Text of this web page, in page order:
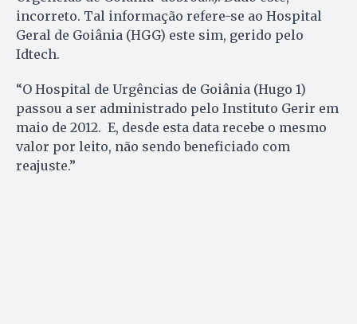
incorreto. Tal informação refere-se ao Hospital
Geral de Goiânia (HGG) este sim, gerido pelo
Idtech.
“O Hospital de Urgências de Goiânia (Hugo 1)
passou a ser administrado pelo Instituto Gerir em
maio de 2012. E, desde esta data recebe o mesmo
valor por leito, não sendo beneficiado com
reajuste.”